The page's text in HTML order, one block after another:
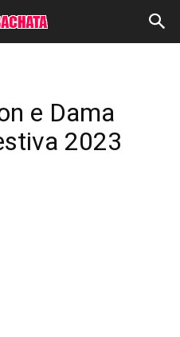
e Dama
2023